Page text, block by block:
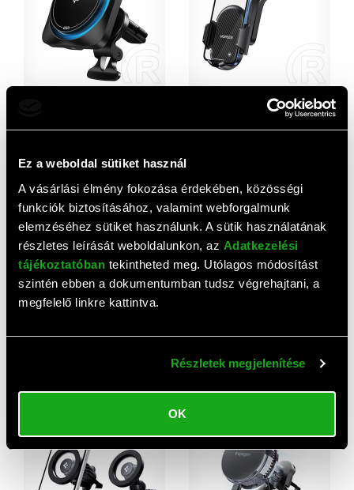
Ez a weboldal sütiket használ
A vásárlási élmény fokozása érdekében, közösségi
funkciók biztosításához, valamint webforgalmunk
elemzéséhez sütiket használunk. A sütik használatának
részletes leírását weboldalunkon, az Adatkezelési
tájékoztatóban tekintheted meg. Utólagos módosítást
szintén ebben a dokumentumban tudsz végrehajtani, a
megfelelő linkre kattintva.
Részletek megjelenítése
OK
Ugreen lp405 autós tartó
JOYROOM autós tartó
méret) sötétszürke
Joyroom autós tartó
magsafe rögzítés) fekete
2 790 HUF